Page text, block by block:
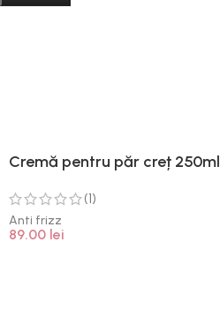
Cremă pentru păr creț 250ml
(1)
Anti frizz
89.00 lei